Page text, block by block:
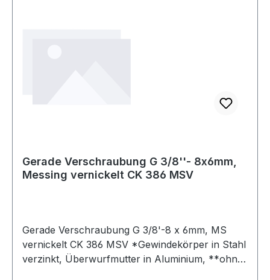
Gerade Verschraubung G 3/8''- 8x6mm,
Messing vernickelt CK 386 MSV
Gerade Verschraubung G 3/8'-8 x 6mm, MS
vernickelt CK 386 MSV *Gewindekörper in Stahl
verzinkt, Überwurfmutter in Aluminium, **ohne